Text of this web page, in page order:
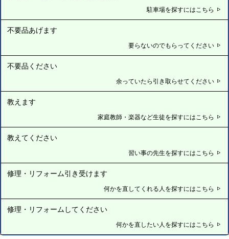
駐車場を探すにはこちら
不要品あげます
要らないのでもらってください
不要品ください
余っていたら引き取らせてください
教えます
家庭教師・楽器など生徒を探すにはこちら
教えてください
習い事の先生を探すにはこちら
修理・リフォーム引き受けます
何かを直してくれる人を探すにはこちら
修理・リフォームしてください
何かを直したい人を探すにはこちら